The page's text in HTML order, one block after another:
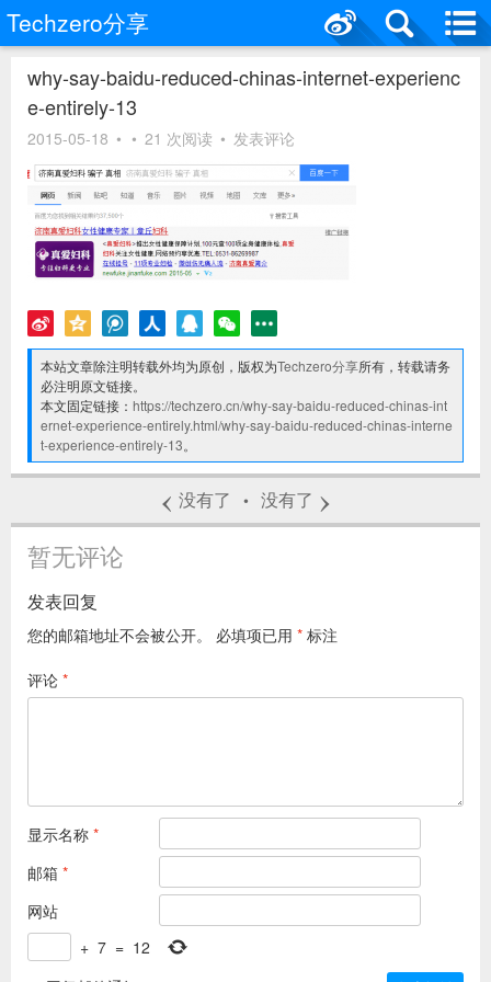
Techzero分享
why-say-baidu-reduced-chinas-internet-experienc
e-entirely-13
2015-05-18 • • 21 次阅读 • 发表评论
本站文章除注明转载外均为原创，版权为Techzero分享所有，转载请务
必注明原文链接。
本文固定链接：https://techzero.cn/why-say-baidu-reduced-chinas-int
ernet-experience-entirely.html/why-say-baidu-reduced-chinas-interne
t-experience-entirely-13。
‹ 没有了 • 没有了 ›
暂无评论
发表回复
您的邮箱地址不会被公开。 必填项已用 * 标注
评论 *
显示名称 *
邮箱 *
网站
+ 7 = 12